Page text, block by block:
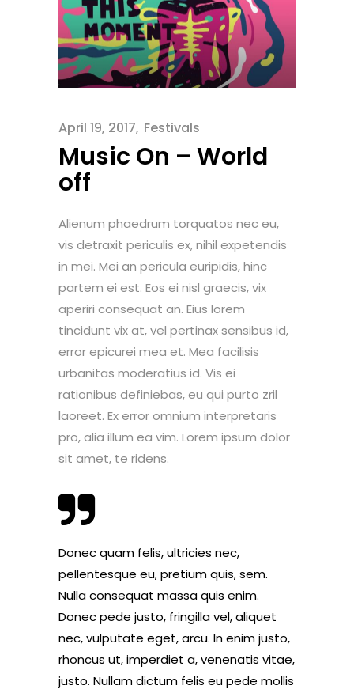
April 19, 2017 Festivals
Music On – World
off
Alienum phaedrum torquatos nec eu,
vis detraxit periculis ex, nihil expetendis
in mei. Mei an pericula euripidis, hinc
partem ei est. Eos ei nisl graecis, vix
aperiri consequat an. Eius lorem
tincidunt vix at, vel pertinax sensibus id,
error epicurei mea et. Mea facilisis
urbanitas moderatius id. Vis ei
rationibus definiebas, eu qui purto zril
laoreet. Ex error omnium interpretaris
pro, alia illum ea vim. Lorem ipsum dolor
sit amet, te ridens.
Donec quam felis, ultricies nec,
pellentesque eu, pretium quis, sem.
Nulla consequat massa quis enim.
Donec pede justo, fringilla vel, aliquet
nec, vulputate eget, arcu. In enim justo,
rhoncus ut, imperdiet a, venenatis vitae,
justo. Nullam dictum felis eu pede mollis